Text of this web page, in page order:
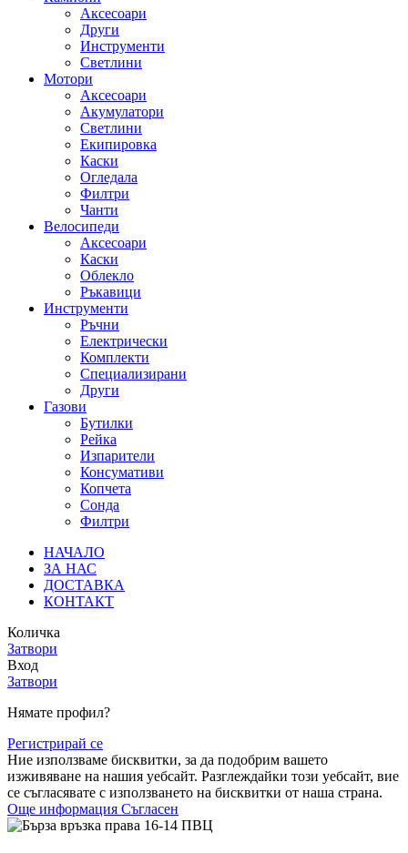
Аксесоари
Други
Инструменти
Светлини
Мотори
Аксесоари
Акумулатори
Светлини
Екипировка
Каски
Огледала
Филтри
Чанти
Велосипеди
Аксесоари
Каски
Облекло
Ръкавици
Инструменти
Ръчни
Електрически
Комплекти
Специализирани
Други
Газови
Бутилки
Рейка
Изпарители
Консумативи
Копчета
Сонда
Филтри
НАЧАЛО
ЗА НАС
ДОСТАВКА
КОНТАКТ
Количка
Затвори
Вход
Затвори
Нямате профил?
Регистрирай се
Ние използваме бисквитки, за да подобрим вашето
изживяване на нашия уебсайт. Разглеждайки този уебсайт, вие
се съгласявате с използването на бисквитки от наша страна.
Още информация Съгласен